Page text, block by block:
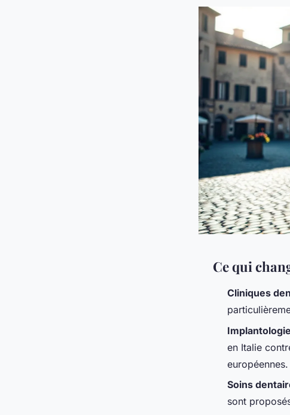
Ce qui
Cliniques
en Italie
européennes.
Soins
sont